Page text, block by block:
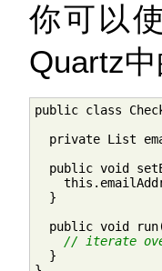
你可以
Quartz
public class
private List
public void
  }
public void
// iterate
  }